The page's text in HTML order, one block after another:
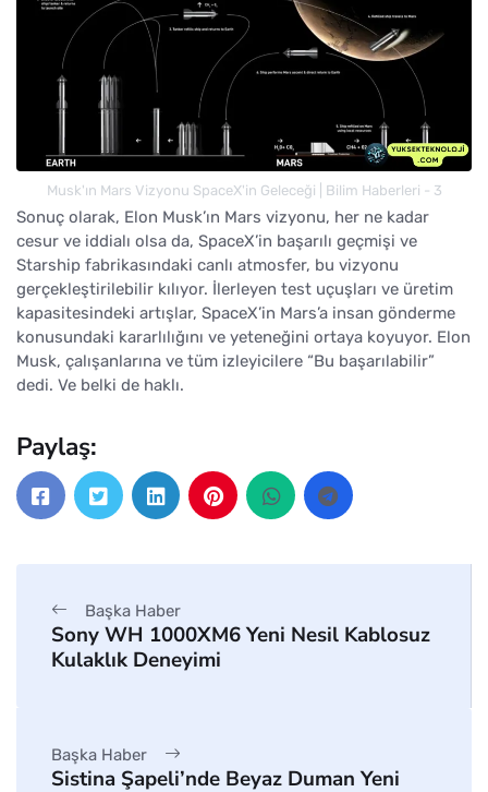
Musk'ın Mars Vizyonu SpaceX'in Geleceği | Bilim Haberleri - 3
Sonuç olarak, Elon Musk’ın Mars vizyonu, her ne kadar
cesur ve iddialı olsa da, SpaceX’in başarılı geçmişi ve
Starship fabrikasındaki canlı atmosfer, bu vizyonu
gerçekleştirilebilir kılıyor. İlerleyen test uçuşları ve üretim
kapasitesindeki artışlar, SpaceX’in Mars’a insan gönderme
konusundaki kararlılığını ve yeteneğini ortaya koyuyor. Elon
Musk, çalışanlarına ve tüm izleyicilere “Bu başarılabilir”
dedi. Ve belki de haklı.
Paylaş:
Başka Haber
Sony WH 1000XM6 Yeni Nesil Kablosuz
Kulaklık Deneyimi
Başka Haber
Sistina Şapeli’nde Beyaz Duman Yeni